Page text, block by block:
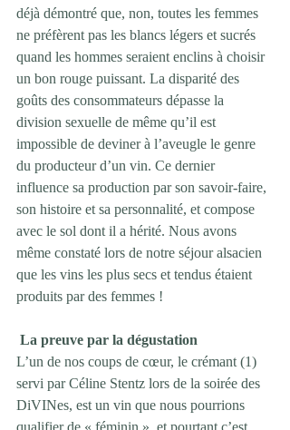
déjà démontré que, non, toutes les femmes
ne préfèrent pas les blancs légers et sucrés
quand les hommes seraient enclins à choisir
un bon rouge puissant. La disparité des
goûts des consommateurs dépasse la
division sexuelle de même qu’il est
impossible de deviner à l’aveugle le genre
du producteur d’un vin. Ce dernier
influence sa production par son savoir-faire,
son histoire et sa personnalité, et compose
avec le sol dont il a hérité. Nous avons
même constaté lors de notre séjour alsacien
que les vins les plus secs et tendus étaient
produits par des femmes !
La preuve par la dégustation
L’un de nos coups de cœur, le crémant (1)
servi par Céline Stentz lors de la soirée des
DiVINes, est un vin que nous pourrions
qualifier de « féminin », et pourtant c’est